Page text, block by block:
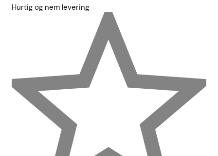
Hurtig og nem levering